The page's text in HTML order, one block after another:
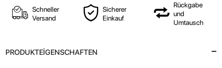
Schneller
Versand
Sicherer
Einkauf
Rückgabe
und
Umtausch
PRODUKTEİGENSCHAFTEN